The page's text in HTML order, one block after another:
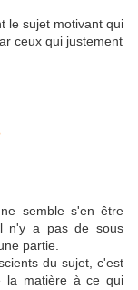
le sujet motivant qui
ceux qui justement
semble s'en être
n'y a pas de sous
partie.
du sujet, c'est
la matière à ce qui